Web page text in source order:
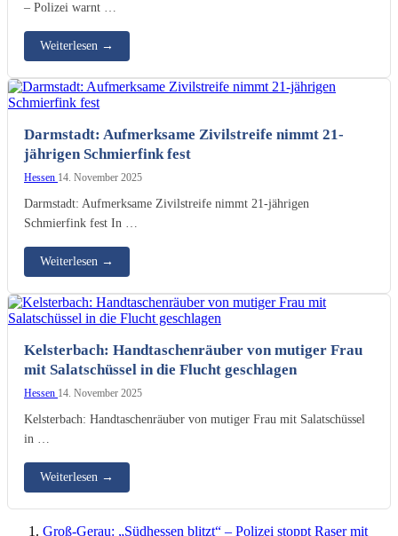
– Polizei warnt …
Weiterlesen →
Darmstadt: Aufmerksame Zivilstreife nimmt 21-
jährigen Schmierfink fest
Hessen 14. November 2025
Darmstadt: Aufmerksame Zivilstreife nimmt 21-jährigen
Schmierfink fest In …
Weiterlesen →
Kelsterbach: Handtaschenräuber von mutiger Frau
mit Salatschüssel in die Flucht geschlagen
Hessen 14. November 2025
Kelsterbach: Handtaschenräuber von mutiger Frau mit Salatschüssel
in …
Weiterlesen →
Groß-Gerau: „Südhessen blitzt“ – Polizei stoppt Raser mit